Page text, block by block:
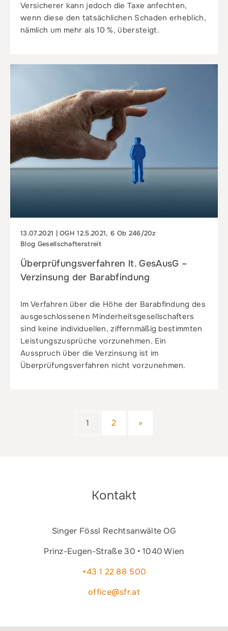
Versicherer kann jedoch die Taxe anfechten,
wenn diese den tatsächlichen Schaden erheblich,
nämlich um mehr als 10 %, übersteigt.
13.07.2021 | OGH 12.5.2021, 6 Ob 246/20z
Blog Gesellschafterstreit
Überprüfungsverfahren lt. GesAusG –
Verzinsung der Barabfindung
Im Verfahren über die Höhe der Barabfindung des
ausgeschlossenen Minderheitsgesellschafters
sind keine individuellen, ziffernmäßig bestimmten
Leistungszusprüche vorzunehmen. Ein
Ausspruch über die Verzinsung ist im
Überprüfungsverfahren nicht vorzunehmen.
1 2 »
Kontakt
Singer Fössl Rechtsanwälte OG
Prinz-Eugen-Straße 30 • 1040 Wien
+43 1 22 88 500
office@sfr.at